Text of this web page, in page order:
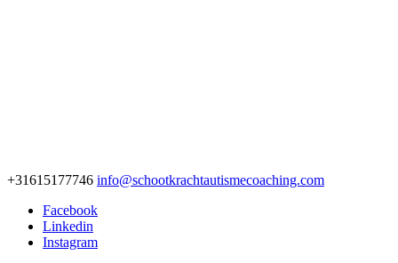
+31615177746 info@schootkrachtautismecoaching.com
Facebook
Linkedin
Instagram